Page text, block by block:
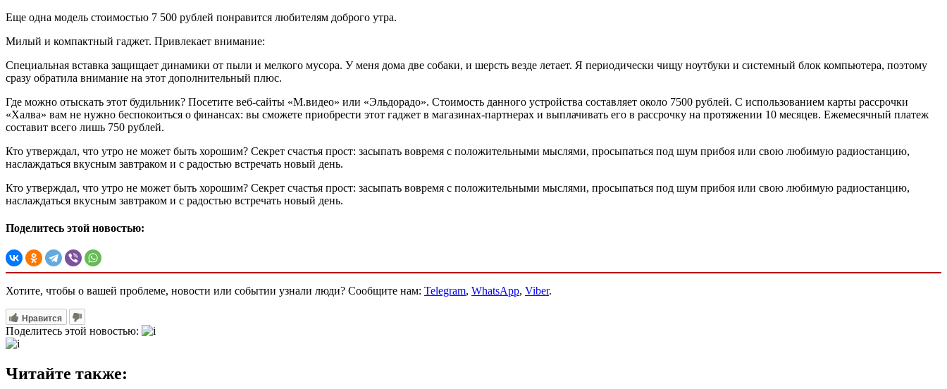
Еще одна модель стоимостью 7 500 рублей понравится любителям доброго утра.
Милый и компактный гаджет. Привлекает внимание:
Специальная вставка защищает динамики от пыли и мелкого мусора. У меня дома две собаки, и шерсть везде летает. Я периодически чищу ноутбуки и системный блок компьютера, поэтому
сразу обратила внимание на этот дополнительный плюс.
Где можно отыскать этот будильник? Посетите веб-сайты «М.видео» или «Эльдорадо». Стоимость данного устройства составляет около 7500 рублей. С использованием карты рассрочки
«Халва» вам не нужно беспокоиться о финансах: вы сможете приобрести этот гаджет в магазинах-партнерах и выплачивать его в рассрочку на протяжении 10 месяцев. Ежемесячный платеж
составит всего лишь 750 рублей.
Кто утверждал, что утро не может быть хорошим? Секрет счастья прост: засыпать вовремя с положительными мыслями, просыпаться под шум прибоя или свою любимую радиостанцию,
наслаждаться вкусным завтраком и с радостью встречать новый день.
Кто утверждал, что утро не может быть хорошим? Секрет счастья прост: засыпать вовремя с положительными мыслями, просыпаться под шум прибоя или свою любимую радиостанцию,
наслаждаться вкусным завтраком и с радостью встречать новый день.
Поделитесь этой новостью:
Хотите, чтобы о вашей проблеме, новости или событии узнали люди? Сообщите нам: Telegram, WhatsApp, Viber.
Нравится
Поделитесь этой новостью:
Читайте также: